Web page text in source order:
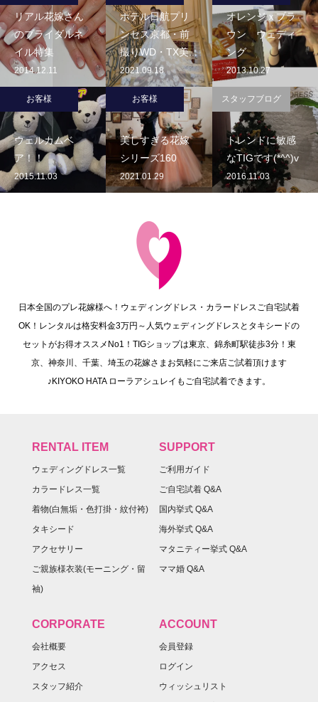
リアル花嫁さん
のブライダルネ
イル特集
2014.12.11
ホテル日航プリ
ンセス京都・前
撮りWD・TX美...
2021.09.18
オレンジｘブラ
ウン ウェディ
ング
2013.10.27
ウェルカムベ
ア！！
2015.11.03
お客様
美しすぎる花嫁
シリーズ160
2021.01.29
お客様
トレンドに敏感
なTIGです(*^^)v
2016.11.03
スタッフブログ
日本全国のプレ花嫁様へ！ウェディングドレス・カラードレスご自宅試着
OK！レンタルは格安料金3万円～人気ウェディングドレスとタキシードの
セットがお得オススメNo1！TIGショップは東京、錦糸町駅徒歩3分！東
京、神奈川、千葉、埼玉の花嫁さまお気軽にご来店ご試着頂けます
♪KIYOKO HATA ローラアシュレイもご自宅試着できます。
RENTAL ITEM
ウェディングドレス一覧
カラードレス一覧
着物(白無垢・色打掛・紋付袴)
タキシード
アクセサリー
ご親族様衣装(モーニング・留
袖)
SUPPORT
ご利用ガイド
ご自宅試着 Q&A
国内挙式 Q&A
海外挙式 Q&A
マタニティー挙式 Q&A
ママ婚 Q&A
CORPORATE
会社概要
アクセス
スタッフ紹介
ACCOUNT
会員登録
ログイン
ウィッシュリスト